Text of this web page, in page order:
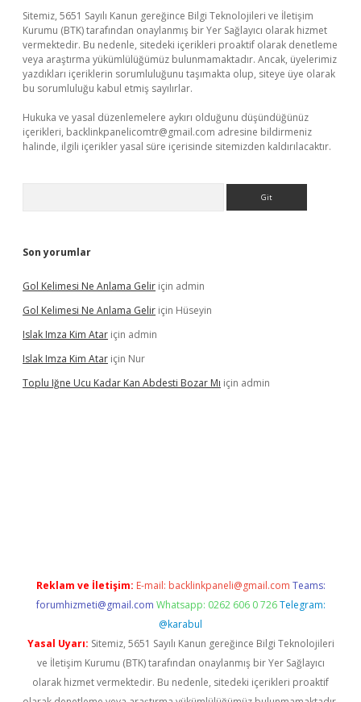
Sitemiz, 5651 Sayılı Kanun gereğince Bilgi Teknolojileri ve İletişim
Kurumu (BTK) tarafından onaylanmış bir Yer Sağlayıcı olarak hizmet
vermektedir. Bu nedenle, sitedeki içerikleri proaktif olarak denetleme
veya araştırma yükümlülüğümüz bulunmamaktadır. Ancak, üyelerimiz
yazdıkları içeriklerin sorumluluğunu taşımakta olup, siteye üye olarak
bu sorumluluğu kabul etmiş sayılırlar.
Hukuka ve yasal düzenlemelere aykırı olduğunu düşündüğünüz
içerikleri, backlinkpanelicomtr@gmail.com adresine bildirmeniz
halinde, ilgili içerikler yasal süre içerisinde sitemizden kaldırılacaktır.
Son yorumlar
Gol Kelimesi Ne Anlama Gelir için admin
Gol Kelimesi Ne Anlama Gelir için Hüseyin
Islak Imza Kim Atar için admin
Islak Imza Kim Atar için Nur
Toplu Iğne Ucu Kadar Kan Abdesti Bozar Mı için admin
Reklam ve İletişim: E-mail: backlinkpaneli@gmail.com Teams:
forumhizmeti@gmail.com Whatsapp: 0262 606 0 726 Telegram:
@karabul
Yasal Uyarı: Sitemiz, 5651 Sayılı Kanun gereğince Bilgi Teknolojileri
ve İletişim Kurumu (BTK) tarafından onaylanmış bir Yer Sağlayıcı
olarak hizmet vermektedir. Bu nedenle, sitedeki içerikleri proaktif